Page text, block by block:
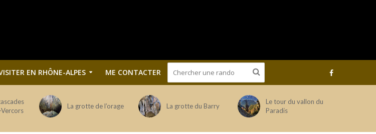
EN RHÔNE-ALPES ME CONTACTER
La grotte de l’orage La grotte du Barry
Le tour du vallon du
Paradis